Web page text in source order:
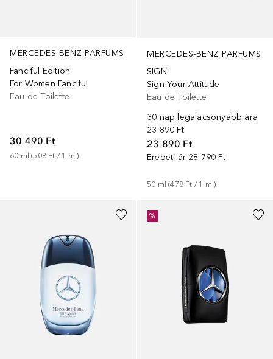
MERCEDES-BENZ PARFUMS
Fanciful Edition
For Women Fanciful
Eau de Toilette
30 490 Ft
60 ml (508 Ft / 1 ml)
MERCEDES-BENZ PARFUMS
SIGN
Sign Your Attitude
Eau de Toilette
30 nap legalacsonyabb ára
23 890 Ft
23 890 Ft
Eredeti ár 28 790 Ft
50 ml (478 Ft / 1 ml)
%